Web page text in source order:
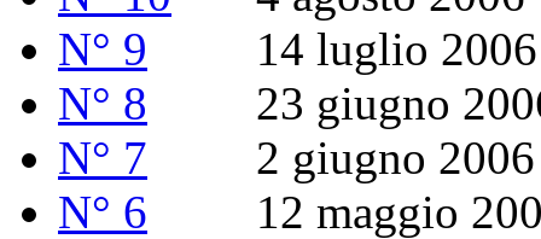
N° 9 14 luglio 2006
N° 8 23 giugno
N° 7 2 giugno 2006
N° 6 12 maggio